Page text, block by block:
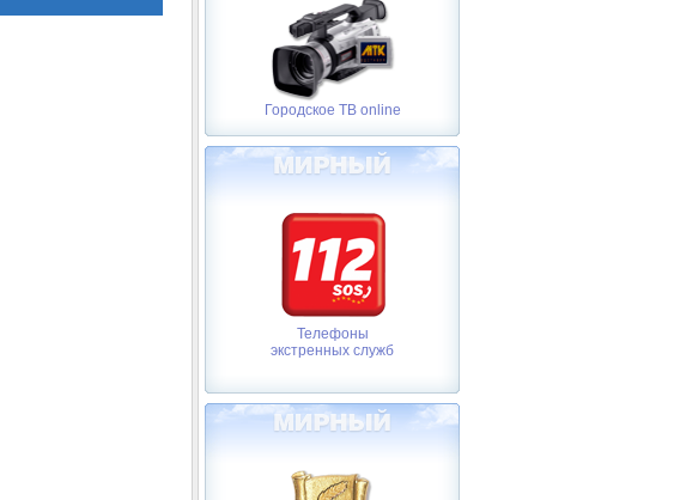
Городское ТВ online
Телефоны
экстренных служб